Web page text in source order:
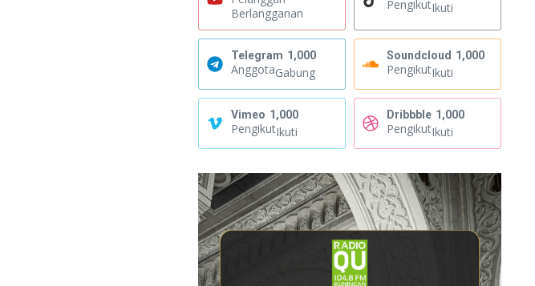
Berlangganan
PengikutIkuti
Telegram 1,000
AnggotaGabung
Soundcloud 1,000
PengikutIkuti
Vimeo 1,000
PengikutIkuti
Dribbble 1,000
PengikutIkuti